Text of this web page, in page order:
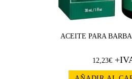
ACEITE PARA
12,23€